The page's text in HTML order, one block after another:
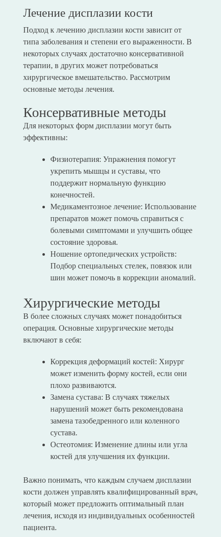
Лечение дисплазии кости
Подход к лечению дисплазии кости зависит от
типа заболевания и степени его выраженности. В
некоторых случаях достаточно консервативной
терапии, в других может потребоваться
хирургическое вмешательство. Рассмотрим
основные методы лечения.
Консервативные методы
Для некоторых форм дисплазии могут быть
эффективны:
Физиотерапия: Упражнения помогут
укрепить мышцы и суставы, что
поддержит нормальную функцию
конечностей.
Медикаментозное лечение: Использование
препаратов может помочь справиться с
болевыми симптомами и улучшить общее
состояние здоровья.
Ношение ортопедических устройств:
Подбор специальных стелек, повязок или
шин может помочь в коррекции аномалий.
Хирургические методы
В более сложных случаях может понадобиться
операция. Основные хирургические методы
включают в себя:
Коррекция деформаций костей: Хирург
может изменить форму костей, если они
плохо развиваются.
Замена сустава: В случаях тяжелых
нарушений может быть рекомендована
замена тазобедренного или коленного
сустава.
Остеотомия: Изменение длины или угла
костей для улучшения их функции.
Важно понимать, что каждым случаем дисплазии
кости должен управлять квалифицированный врач,
который может предложить оптимальный план
лечения, исходя из индивидуальных особенностей
пациента.